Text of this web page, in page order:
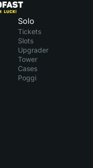
Solo
Tickets
Slots
Upgrader
Tower
Cases
Poggi